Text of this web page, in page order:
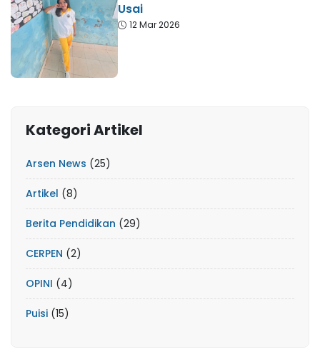
Usai
12 Mar 2026
Kategori Artikel
Arsen News (25)
Artikel (8)
Berita Pendidikan (29)
CERPEN (2)
OPINI (4)
Puisi (15)